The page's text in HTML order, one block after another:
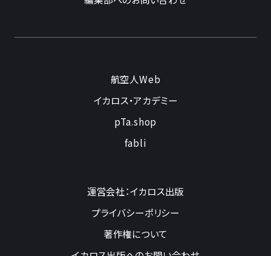
航空人Web
イカロス・アカデミー
pTa.shop
fabli
運営会社：イカロス出版
プライバシーポリシー
著作権について